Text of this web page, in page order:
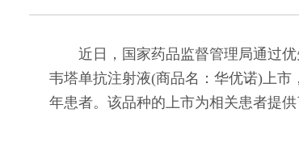
管理国际会议的通知
近日，国家药品监督管理局通过优
韦塔单抗注射液(商品名：华优诺)上
年患者。该品种的上市为相关患者提供